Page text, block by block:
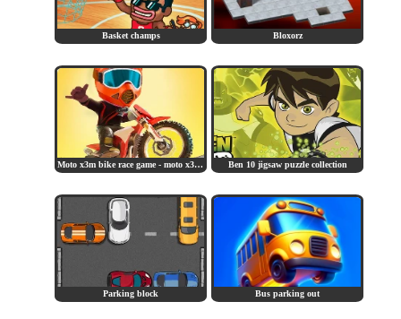
Basket champs Bloxorz
Moto x3m bike race game - moto x3ms game Ben 10 jigsaw puzzle collection
Parking block Bus parking out